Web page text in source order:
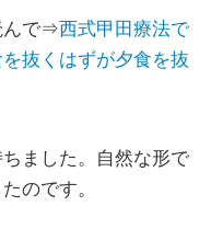
んで⇒西式甲田療法で
抜くはずが夕食を抜
ました。自然な形で
のです。